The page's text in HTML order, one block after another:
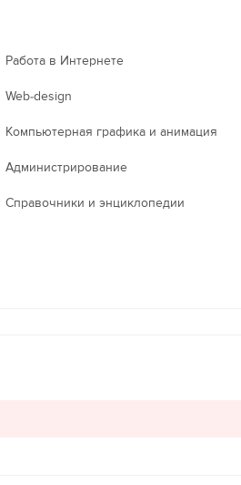
Работа в Интернете
Web-design
Компьютерная графика и анимация
Администрирование
Справочники и энциклопедии